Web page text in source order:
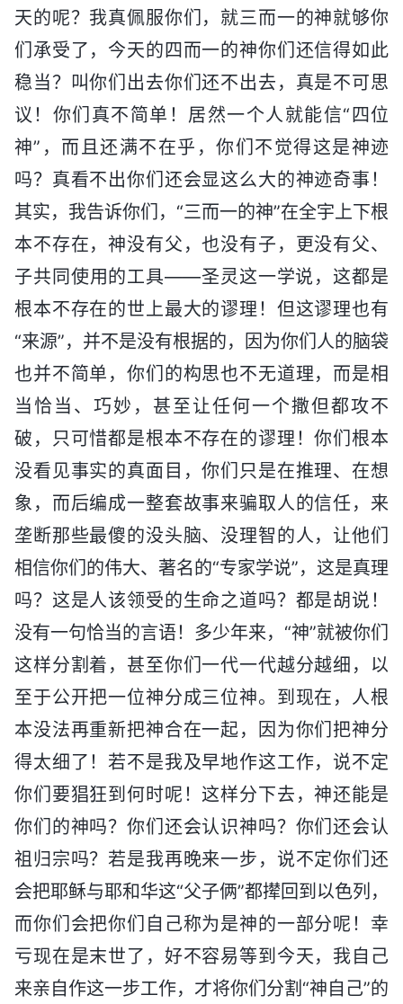
天的呢？我真佩服你们，就三而一的神就够你
们承受了，今天的四而一的神你们还信得如此
稳当？叫你们出去你们还不出去，真是不可思
议！你们真不简单！居然一个人就能信“四位
神”，而且还满不在乎，你们不觉得这是神迹
吗？真看不出你们还会显这么大的神迹奇事！
其实，我告诉你们，“三而一的神”在全宇上下根
本不存在，神没有父，也没有子，更没有父、
子共同使用的工具——圣灵这一学说，这都是
根本不存在的世上最大的谬理！但这谬理也有
“来源”，并不是没有根据的，因为你们人的脑袋
也并不简单，你们的构思也不无道理，而是相
当恰当、巧妙，甚至让任何一个撒但都攻不
破，只可惜都是根本不存在的谬理！你们根本
没看见事实的真面目，你们只是在推理、在想
象，而后编成一整套故事来骗取人的信任，来
垄断那些最傻的没头脑、没理智的人，让他们
相信你们的伟大、著名的“专家学说”，这是真理
吗？这是人该领受的生命之道吗？都是胡说！
没有一句恰当的言语！多少年来，“神”就被你们
这样分割着，甚至你们一代一代越分越细，以
至于公开把一位神分成三位神。到现在，人根
本没法再重新把神合在一起，因为你们把神分
得太细了！若不是我及早地作这工作，说不定
你们要猖狂到何时呢！这样分下去，神还能是
你们的神吗？你们还会认识神吗？你们还会认
祖归宗吗？若是我再晚来一步，说不定你们还
会把耶稣与耶和华这“父子俩”都撵回到以色列，
而你们会把你们自己称为是神的一部分呢！幸
亏现在是末世了，好不容易等到今天，我自己
来亲自作这一步工作，才将你们分割“神自己”的